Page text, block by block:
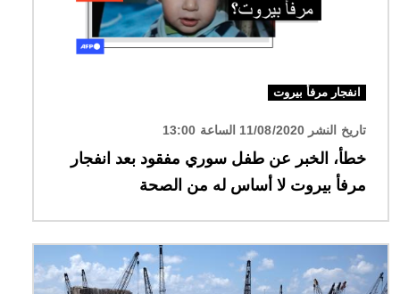
انفجار مرفأ بيروت
تاريخ النشر 11/08/2020 الساعة 13:00
خطأ، الخبر عن طفل سوري مفقود بعد انفجار
مرفأ بيروت لا أساس له من الصحة
الصورة